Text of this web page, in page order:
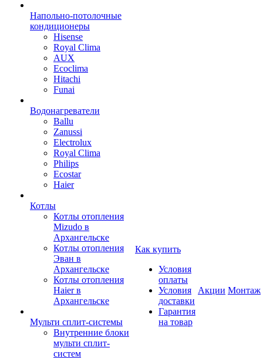
Напольно-потолочные
кондиционеры
Hisense
Royal Clima
AUX
Ecoclima
Hitachi
Funai
Водонагреватели
Ballu
Zanussi
Electrolux
Royal Clima
Philips
Ecostar
Haier
Котлы
Котлы отопления
Mizudo в
Архангельске
Котлы отопления
Эван в
Архангельске
Котлы отопления
Haier в
Архангельске
Мульти сплит-системы
Внутренние блоки
мульти сплит-
систем
Как купить
Условия
оплаты
Условия
доставки
Гарантия
на товар
Акции Монтаж